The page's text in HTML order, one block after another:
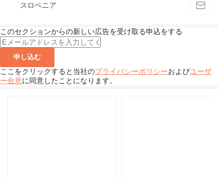
スロベニア
このセクションからの新しい広告を受け取る申込をする
申し込む
ここをクリックすると当社のプライバシーポリシーおよびユーザ
ー合意に同意したことになります。